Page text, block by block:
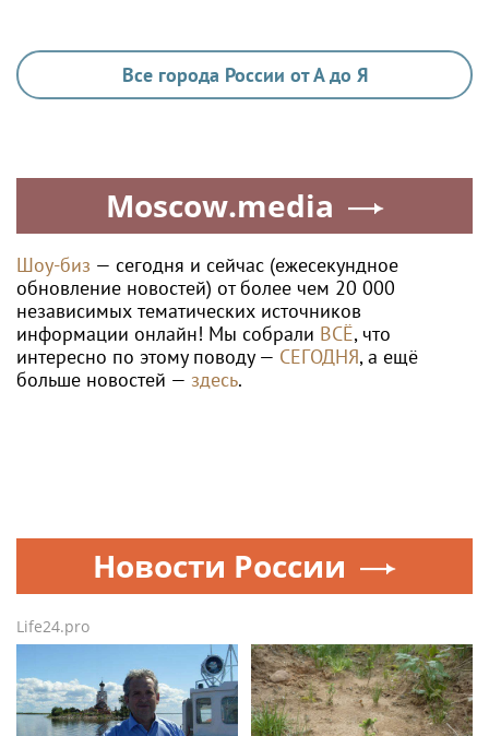
Все города России от А до Я
Moscow.media
Шоу-биз — сегодня и сейчас (ежесекундное
обновление новостей) от более чем 20 000
независимых тематических источников
информации онлайн! Мы собрали ВСЁ, что
интересно по этому поводу — СЕГОДНЯ, а ещё
больше новостей — здесь.
Новости России
Life24.pro